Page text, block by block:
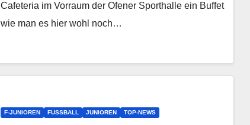
Cafeteria im Vorraum der Ofener Sporthalle ein Buffet
wie man es hier wohl noch…
F-JUNIOREN FUSSBALL JUNIOREN TOP-NEWS